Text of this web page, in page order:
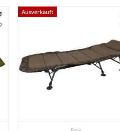
Ausverkauft